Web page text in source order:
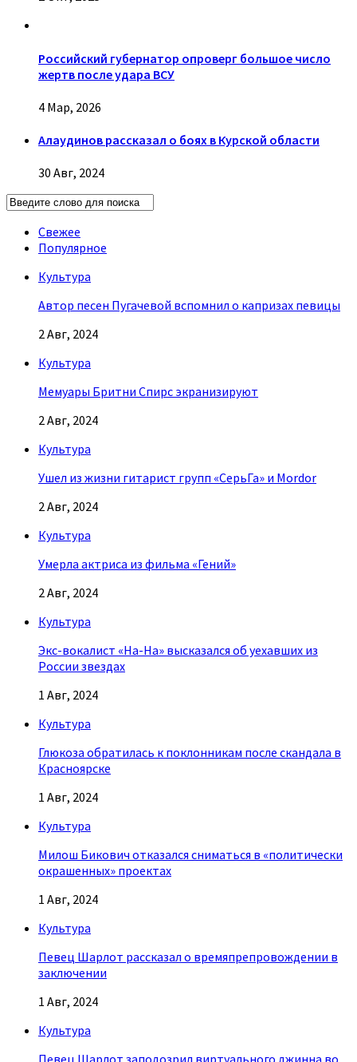
Российский губернатор опроверг большое число
жертв после удара ВСУ
4 Мар, 2026
Алаудинов рассказал о боях в Курской области
30 Авг, 2024
Свежее
Популярное
Культура
Автор песен Пугачевой вспомнил о капризах певицы
2 Авг, 2024
Культура
Мемуары Бритни Спирс экранизируют
2 Авг, 2024
Культура
Ушел из жизни гитарист групп «СерьГа» и Mordor
2 Авг, 2024
Культура
Умерла актриса из фильма «Гений»
2 Авг, 2024
Культура
Экс-вокалист «На-На» высказался об уехавших из
России звездах
1 Авг, 2024
Культура
Глюкоза обратилась к поклонникам после скандала в
Красноярске
1 Авг, 2024
Культура
Милош Бикович отказался сниматься в «политически
окрашенных» проектах
1 Авг, 2024
Культура
Певец Шарлот рассказал о времяпрепровождении в
заключении
1 Авг, 2024
Культура